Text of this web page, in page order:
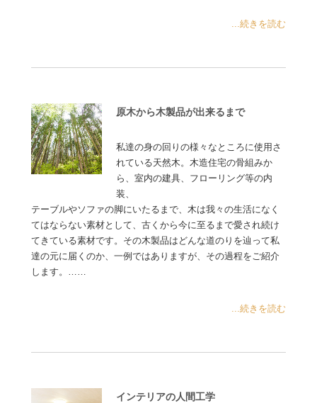
...続きを読む
原木から木製品が出来るまで
私達の身の回りの様々なところに使用さ
れている天然木。木造住宅の骨組みか
ら、室内の建具、フローリング等の内
装、
テーブルやソファの脚にいたるまで、木は我々の生活になく
てはならない素材として、古くから今に至るまで愛され続け
てきている素材です。その木製品はどんな道のりを辿って私
達の元に届くのか、一例ではありますが、その過程をご紹介
します。……
...続きを読む
インテリアの人間工学